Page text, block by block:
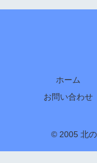
ホーム
お問い合わせ
© 2005 北